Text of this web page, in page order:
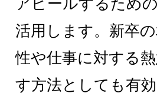
アピールするため
活用します。新卒
性や仕事に対する
す方法としても有